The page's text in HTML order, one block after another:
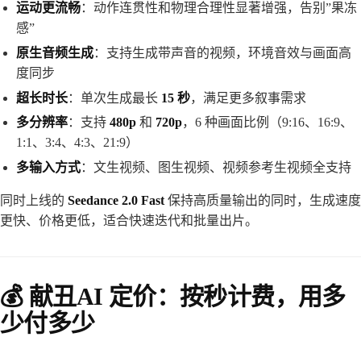
运动更流畅：动作连贯性和物理合理性显著增强，告别”果冻
感”
原生音频生成：支持生成带声音的视频，环境音效与画面高
度同步
超长时长：单次生成最长 15 秒，满足更多叙事需求
多分辨率：支持 480p 和 720p，6 种画面比例（9:16、16:9、
1:1、3:4、4:3、21:9）
多输入方式：文生视频、图生视频、视频参考生视频全支持
同时上线的 Seedance 2.0 Fast 保持高质量输出的同时，生成速度
更快、价格更低，适合快速迭代和批量出片。
💰 献丑AI 定价：按秒计费，用多
少付多少